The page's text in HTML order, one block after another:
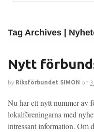
Tag Archives |
Nytt
by Riksförbundet SIMON on
Nu har ett nytt nummer av
lokalföreningarna med
intressant information. Om